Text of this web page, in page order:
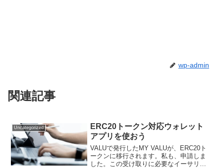
wp-admin
関連記事
Uncategorized
ERC20トークン対応ウォレット
アプリを使おう
VALUで発行したMY VALUが、ERC20ト
ークンに移行されます。私も、申請しま
した。この受け取りに必要なイーサリア